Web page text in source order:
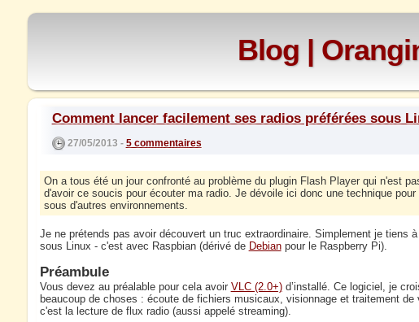
Blog |
Comment lancer facilement ses radios préférées sous
27/05/2013 - 5 commentaires
On a tous été un jour confronté au problème du plugin Flash Player qui n'est
d'avoir ce soucis pour écouter ma radio. Je dévoile ici donc une technique
sous d'autres environnements.
Je ne prétends pas avoir découvert un truc extraordinaire. Simplement je tiens
sous Linux - c'est avec Raspbian (dérivé de Debianpour le Raspberry Pi).
Préambule
Vous devez au préalable pour cela avoir VLC (2.0+)d’installé. Ce logiciel, je
beaucoup de choses : écoute de fichiers musicaux, visionnage et traitement
c'est la lecture de flux radio (aussi appelé streaming).